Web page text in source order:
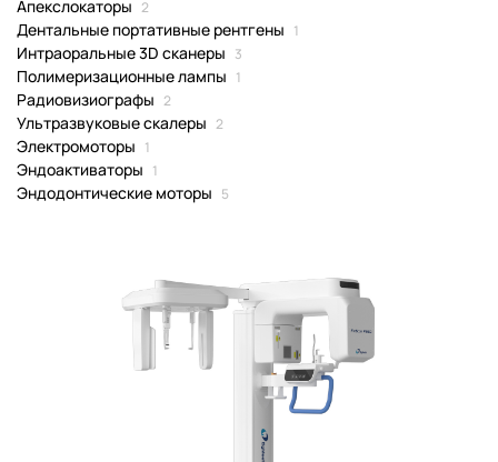
Апекслокаторы 2
Дентальные портативные рентгены 1
Интраоральные 3D сканеры 3
Полимеризационные лампы 1
Радиовизиографы 2
Ультразвуковые скалеры 2
Электромоторы 1
Эндоактиваторы 1
Эндодонтические моторы 5